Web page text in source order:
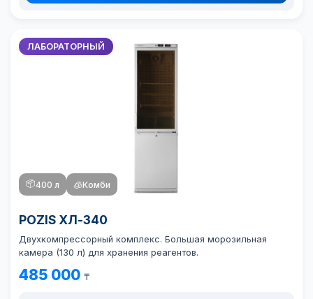
ЛАБОРАТОРНЫЙ
📦400 л 🧊Комби
POZIS ХЛ-340
Двухкомпрессорный комплекс. Большая морозильная
камера (130 л) для хранения реагентов.
485 000 ₸